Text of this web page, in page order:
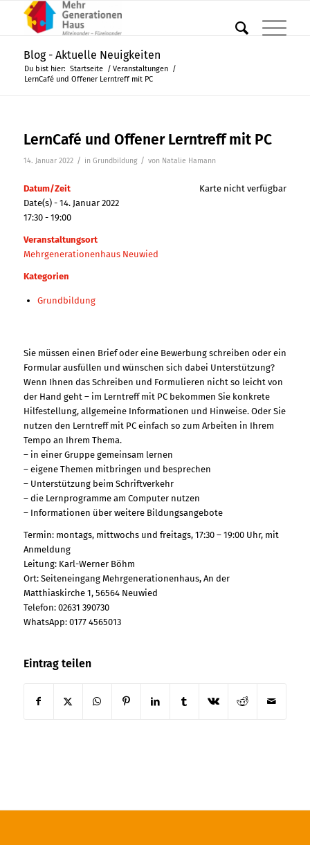
Blog - Aktuelle Neuigkeiten
Du bist hier: Startseite / Veranstaltungen /
LernCafé und Offener Lerntreff mit PC
LernCafé und Offener Lerntreff mit PC
14. Januar 2022 / in Grundbildung / von Natalie Hamann
Karte nicht verfügbar
Datum/Zeit
Date(s) - 14. Januar 2022
17:30 - 19:00
Veranstaltungsort
Mehrgenerationenhaus Neuwied
Kategorien
Grundbildung
Sie müssen einen Brief oder eine Bewerbung schreiben oder ein
Formular ausfüllen und wünschen sich dabei Unterstützung?
Wenn Ihnen das Schreiben und Formulieren nicht so leicht von
der Hand geht – im Lerntreff mit PC bekommen Sie konkrete
Hilfestellung, allgemeine Informationen und Hinweise. Oder Sie
nutzen den Lerntreff mit PC einfach so zum Arbeiten in Ihrem
Tempo an Ihrem Thema.
– in einer Gruppe gemeinsam lernen
– eigene Themen mitbringen und besprechen
– Unterstützung beim Schriftverkehr
– die Lernprogramme am Computer nutzen
– Informationen über weitere Bildungsangebote
Termin: montags, mittwochs und freitags, 17:30 – 19:00 Uhr, mit
Anmeldung
Leitung: Karl-Werner Böhm
Ort: Seiteneingang Mehrgenerationenhaus, An der
Matthiaskirche 1, 56564 Neuwied
Telefon: 02631 390730
WhatsApp: 0177 4565013
Eintrag teilen